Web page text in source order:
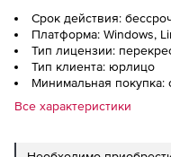
Срок действия:
Платформа: Windows,
Тип лицензии:
Тип клиента: юрлицо
Минимальная покупка:
Все характеристики